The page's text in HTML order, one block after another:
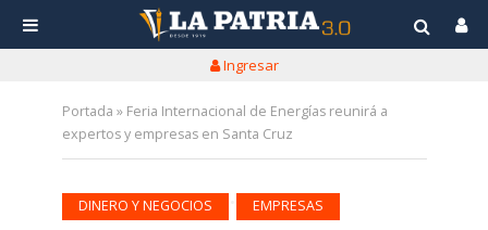
Ingresar
Portada » Feria Internacional de Energías reunirá a
expertos y empresas en Santa Cruz
DINERO Y NEGOCIOS EMPRESAS